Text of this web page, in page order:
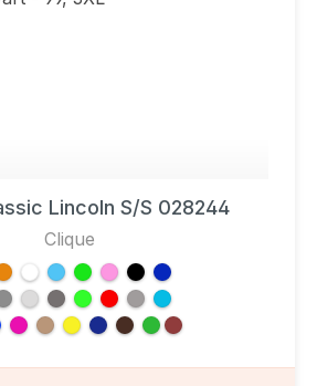
Lincoln S/S 028244
Clique